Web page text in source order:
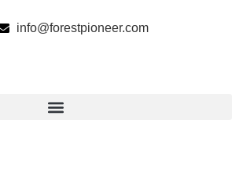
info@forestpioneer.com